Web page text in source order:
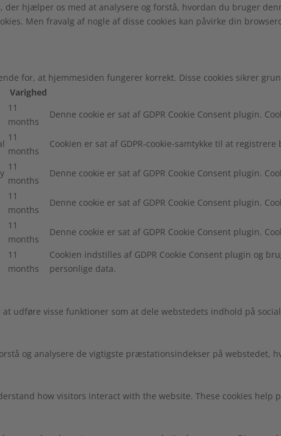
der hjælper os med at analysere og forstå, hvordan du bruger
Men fravalg af nogle af disse cookies kan påvirke din
for, at hjemmesiden fungerer korrekt. Disse cookies sikrer
Varighed
11
months
Denne cookie er sat af GDPR Cookie Consent plugin.
11
months
Cookien er sat af GDPR-cookie-samtykke til at
11
months
Denne cookie er sat af GDPR Cookie Consent plugin.
11
months
Denne cookie er sat af GDPR Cookie Consent plugin.
11
months
Denne cookie er sat af GDPR Cookie Consent plugin.
11
months
Cookien indstilles af GDPR Cookie Consent plugin og
personlige data.
udføre visse funktioner som at dele webstedets indhold på
og analysere de vigtigste præstationsindekser på webstedet,
how visitors interact with the website. These cookies